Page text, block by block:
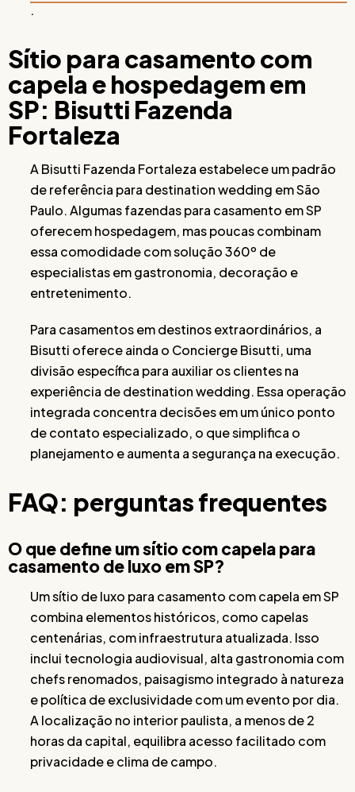
.
Sítio para casamento com
capela e hospedagem em
SP: Bisutti Fazenda
Fortaleza
A Bisutti Fazenda Fortaleza estabelece um padrão
de referência para destination wedding em São
Paulo. Algumas fazendas para casamento em SP
oferecem hospedagem, mas poucas combinam
essa comodidade com solução 360º de
especialistas em gastronomia, decoração e
entretenimento.
Para casamentos em destinos extraordinários, a
Bisutti oferece ainda o Concierge Bisutti, uma
divisão específica para auxiliar os clientes na
experiência de destination wedding. Essa operação
integrada concentra decisões em um único ponto
de contato especializado, o que simplifica o
planejamento e aumenta a segurança na execução.
FAQ: perguntas frequentes
O que define um sítio com capela para
casamento de luxo em SP?
Um sítio de luxo para casamento com capela em SP
combina elementos históricos, como capelas
centenárias, com infraestrutura atualizada. Isso
inclui tecnologia audiovisual, alta gastronomia com
chefs renomados, paisagismo integrado à natureza
e política de exclusividade com um evento por dia.
A localização no interior paulista, a menos de 2
horas da capital, equilibra acesso facilitado com
privacidade e clima de campo.